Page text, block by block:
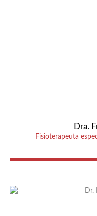
Dra.
Fisioterapeuta